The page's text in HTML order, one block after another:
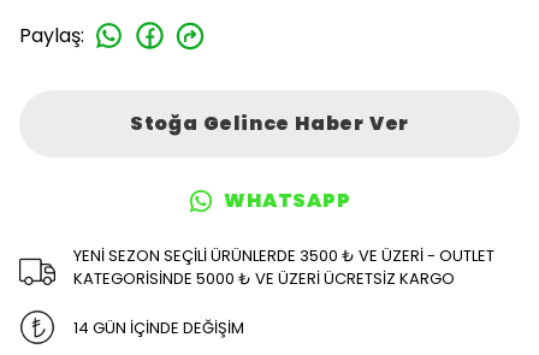
Paylaş:
Stoğa Gelince Haber Ver
WHATSAPP
YENİ SEZON SEÇİLİ ÜRÜNLERDE 3500 ₺ VE ÜZERİ - OUTLET
KATEGORİSİNDE 5000 ₺ VE ÜZERİ ÜCRETSİZ KARGO
14 GÜN İÇİNDE DEĞİŞİM